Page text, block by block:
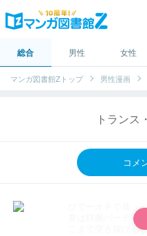
総合 男性 女性
マンガ図書館Zトップ 男性漫画
トランス
コメ
要は鉄腕バーディ
こまで突き抜ける